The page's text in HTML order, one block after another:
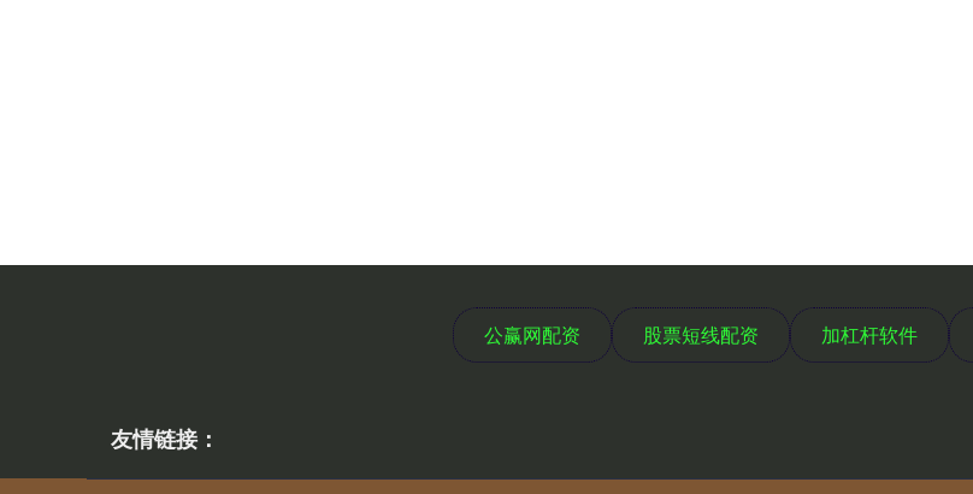
公赢网配资 股票短线配资 加杠杆软件
友情链接：